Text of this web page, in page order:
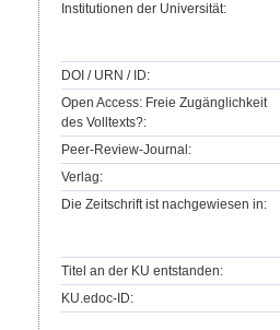
Institutionen der Universität:
DOI / URN / ID:
Open Access: Freie Zugänglichkeit
des Volltexts?:
Peer-Review-Journal:
Verlag:
Die Zeitschrift ist nachgewiesen in:
Titel an der KU entstanden:
KU.edoc-ID: